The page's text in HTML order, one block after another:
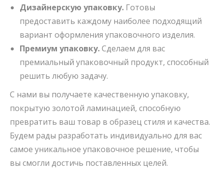
Дизайнерскую упаковку. Готовы
предоставить каждому наиболее подходящий
вариант оформления упаковочного изделия.
Премиум упаковку.Сделаем для вас
премиальный упаковочный продукт, способный
решить любую задачу.
С нами вы получаете качественную упаковку,
покрытую золотой ламинацией, способную
превратить ваш товар в образец стиля и качества.
Будем рады разработать индивидуально для вас
самое уникальное упаковочное решение, чтобы
вы смогли достичь поставленных целей.